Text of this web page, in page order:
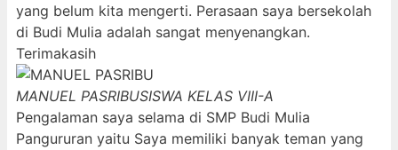
yang belum kita mengerti. Perasaan saya bersekolah
di Budi Mulia adalah sangat menyenangkan.
Terimakasih
MANUEL PASRIBUSISWA KELAS VIII-A
Pengalaman saya selama di SMP Budi Mulia
Pangururan yaitu Saya memiliki banyak teman yang